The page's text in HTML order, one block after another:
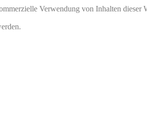
Verwendung von Inhalten dieser